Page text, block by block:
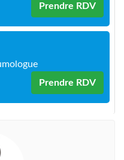
Prendre RDV
Prendre RDV